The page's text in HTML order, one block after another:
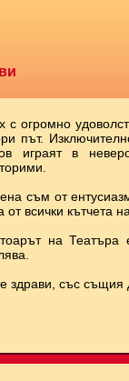
с огромно
път.
играят в
съм от
от всички кътчета
на
здрави, със същия